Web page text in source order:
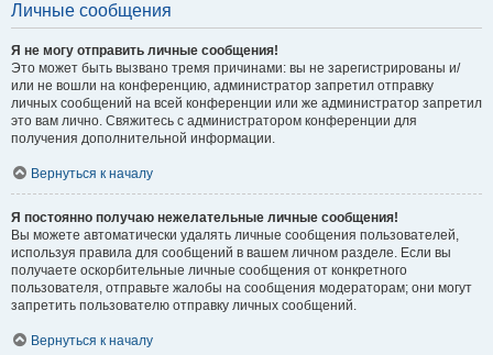
Личные сообщения
Я не могу отправить личные сообщения!
Это может быть вызвано тремя причинами: вы не зарегистрированы и/
или не вошли на конференцию, администратор запретил отправку
личных сообщений на всей конференции или же администратор запретил
это вам лично. Свяжитесь с администратором конференции для
получения дополнительной информации.
Вернуться к началу
Я постоянно получаю нежелательные личные сообщения!
Вы можете автоматически удалять личные сообщения пользователей,
используя правила для сообщений в вашем личном разделе. Если вы
получаете оскорбительные личные сообщения от конкретного
пользователя, отправьте жалобы на сообщения модераторам; они могут
запретить пользователю отправку личных сообщений.
Вернуться к началу